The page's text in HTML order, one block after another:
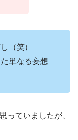
（笑）
単なる妄想
っていましたが、